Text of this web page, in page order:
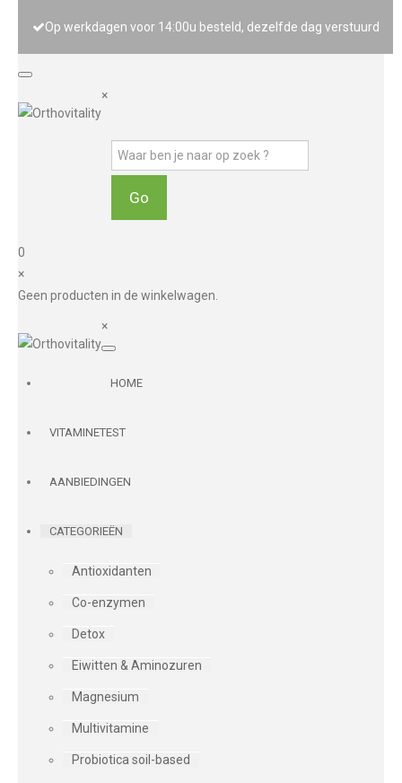
Op werkdagen voor 14:00u besteld, dezelfde dag verstuurd
×
0
×
Geen producten in de winkelwagen.
×
HOME
VITAMINETEST
AANBIEDINGEN
CATEGORIEËN
Antioxidanten
Co-enzymen
Detox
Eiwitten & Aminozuren
Magnesium
Multivitamine
Probiotica soil-based